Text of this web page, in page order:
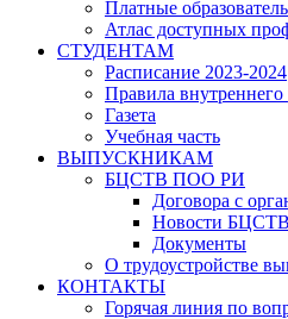
Платные
Атлас доступных
СТУДЕНТАМ
Расписание 2023-2024
Правила внутреннего
Газета
Учебная часть
ВЫПУСКНИКАМ
БЦСТВ ПОО РИ
Договора с
Новости
Документы
О трудоустройстве
КОНТАКТЫ
Горячая линия по